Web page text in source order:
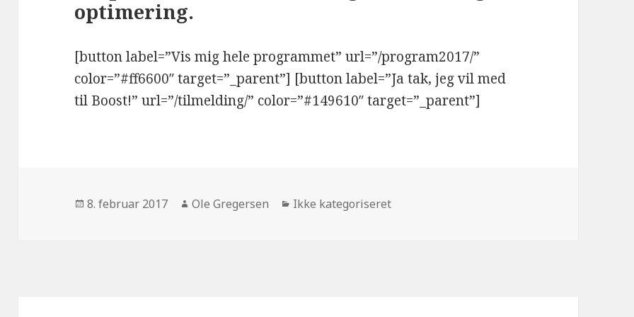
optimering.
[button label=”Vis mig hele programmet” url=”/program2017/”
color=”#ff6600″ target=”_parent”] [button label=”Ja tak, jeg vil med
til Boost!” url=”/tilmelding/” color=”#149610″ target=”_parent”]
Udgivet
8. februar 2017 Forfatter
Ole Gregersen Kategorier
Ikke kategoriseret